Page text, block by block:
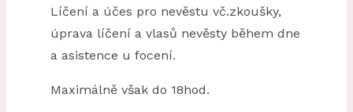
Líčení a účes pro nevěstu vč.zkoušky,
úprava líčení a vlasů nevěsty během dne
a asistence u focení.
Maximálně však do 18hod.